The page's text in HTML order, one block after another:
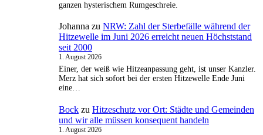
ganzen hysterischem Rumgeschreie.
Johanna zu NRW: Zahl der Sterbefälle während der
Hitzewelle im Juni 2026 erreicht neuen Höchststand
seit 2000
1. August 2026
Einer, der weiß wie Hitzeanpassung geht, ist unser Kanzler.
Merz hat sich sofort bei der ersten Hitzewelle Ende Juni
eine…
Bock zu Hitzeschutz vor Ort: Städte und Gemeinden
und wir alle müssen konsequent handeln
1. August 2026